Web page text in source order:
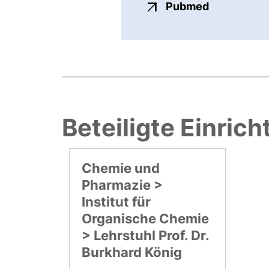
Pubmedexterner
Beteiligte
Chemie und
Pharmazie >
Institut für
Organische Chemie
> Lehrstuhl Prof. Dr.
Burkhard König